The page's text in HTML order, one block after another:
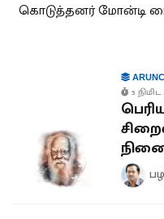
கொடுத்தனர் மோன்டி
5